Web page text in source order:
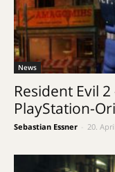
News
Resident Evil
PlayStation-
Sebastian Essner 20.